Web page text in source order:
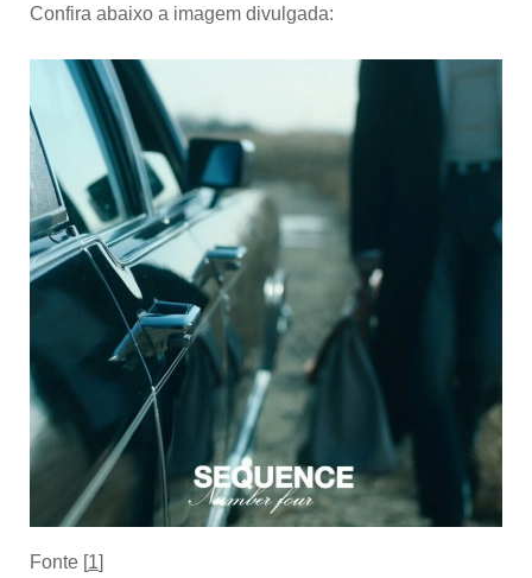
Confira abaixo a imagem divulgada:
Fonte [1]